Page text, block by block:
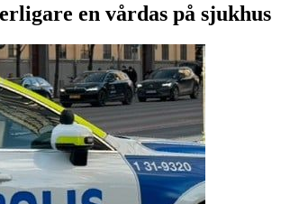
en vårdas på sjukhus